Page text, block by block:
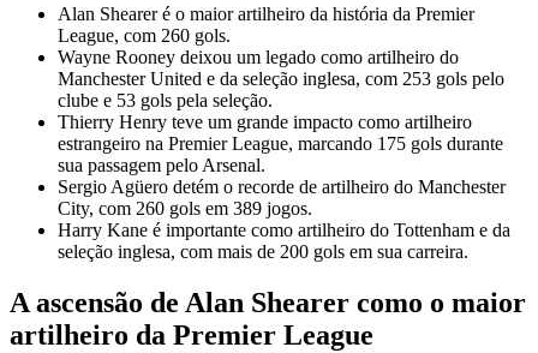
Alan Shearer é o maior artilheiro da história da Premier
League, com 260 gols.
Wayne Rooney deixou um legado como artilheiro do
Manchester United e da seleção inglesa, com 253 gols pelo
clube e 53 gols pela seleção.
Thierry Henry teve um grande impacto como artilheiro
estrangeiro na Premier League, marcando 175 gols durante
sua passagem pelo Arsenal.
Sergio Agüero detém o recorde de artilheiro do Manchester
City, com 260 gols em 389 jogos.
Harry Kane é importante como artilheiro do Tottenham e da
seleção inglesa, com mais de 200 gols em sua carreira.
A ascensão de Alan Shearer como o maior
artilheiro da Premier League